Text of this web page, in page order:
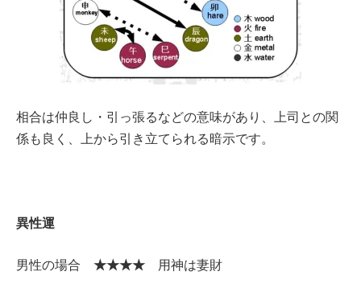
相合は仲良し・引っ張るなどの意味があり、上司との関
係も良く、上から引き立てられる暗示です。
異性運
男性の場合 ★★★★ 用神は妻財